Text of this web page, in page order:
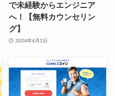
で未経験からエンジニア
へ！【無料カウンセリン
グ】
2024年4月2日